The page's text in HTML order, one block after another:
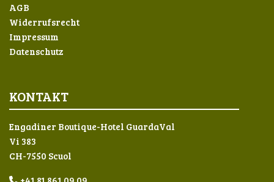
AGB
Widerrufsrecht
Impressum
Datenschutz
KONTAKT
Engadiner Boutique-Hotel GuardaVal
Vi 383
CH-7550 Scuol